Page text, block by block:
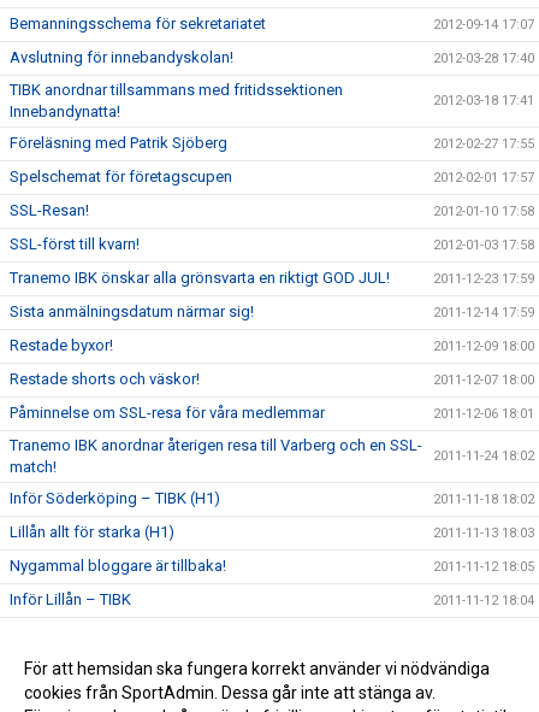
Bemanningsschema för sekretariatet 2012-09-14 17:07
Avslutning för innebandyskolan! 2012-03-28 17:40
TIBK anordnar tillsammans med fritidssektionen
Innebandynatta!
2012-03-18 17:41
Föreläsning med Patrik Sjöberg 2012-02-27 17:55
Spelschemat för företagscupen 2012-02-01 17:57
SSL-Resan! 2012-01-10 17:58
SSL-först till kvarn! 2012-01-03 17:58
Tranemo IBK önskar alla grönsvarta en riktigt GOD JUL! 2011-12-23 17:59
Sista anmälningsdatum närmar sig! 2011-12-14 17:59
Restade byxor! 2011-12-09 18:00
Restade shorts och väskor! 2011-12-07 18:00
Påminnelse om SSL-resa för våra medlemmar 2011-12-06 18:01
Tranemo IBK anordnar återigen resa till Varberg och en SSL-
match!
2011-11-24 18:02
Inför Söderköping – TIBK (H1) 2011-11-18 18:02
Lillån allt för starka (H1) 2011-11-13 18:03
Nygammal bloggare är tillbaka! 2011-11-12 18:05
Inför Lillån – TIBK 2011-11-12 18:04
Den nya hemsidan är nu igång! 2011-10-30 18:06
Nya träningskläder 2011-10-29 18:06
För att hemsidan ska fungera korrekt använder vi nödvändiga
cookies från SportAdmin. Dessa går inte att stänga av.